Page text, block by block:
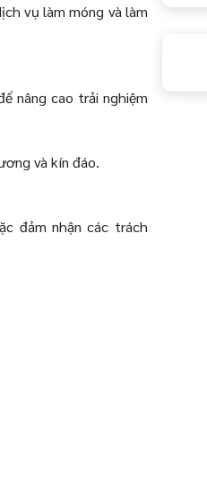
vụ làm móng và làm
nâng cao trải nghiệm
và kín đáo.
đảm nhận các trách